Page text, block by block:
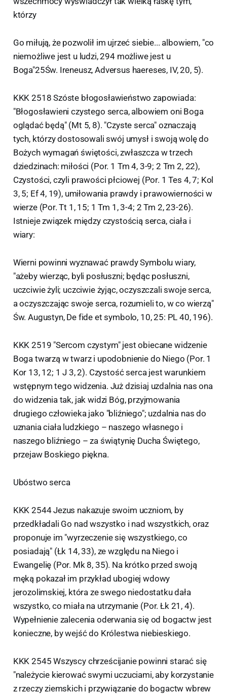
którzy
Go miłują, że pozwolił im ujrzeć siebie... albowiem, "co
niemożliwe jest u ludzi, 294 możliwe jest u
Boga"25Św. Ireneusz, Adversus haereses, IV, 20, 5).
KKK 2518 Szóste błogosławieństwo zapowiada:
"Błogosławieni czystego serca, albowiem oni Boga
oglądać będą" (Mt 5, 8). "Czyste serca" oznaczają
tych, którzy dostosowali swój umysł i swoją wolę do
Bożych wymagań świętości, zwłaszcza w trzech
dziedzinach: miłości (Por. 1 Tm 4, 3-9; 2 Tm 2, 22),
Czystości, czyli prawości płciowej (Por. 1 Tes 4, 7; Kol
3, 5; Ef 4, 19), umiłowania prawdy i prawowierności w
wierze (Por. Tt 1, 15; 1 Tm 1, 3-4; 2 Tm 2, 23-26).
Istnieje związek między czystością serca, ciała i
wiary:
Wierni powinni wyznawać prawdy Symbolu wiary,
"ażeby wierząc, byli posłuszni; będąc posłuszni,
uczciwie żyli; uczciwie żyjąc, oczyszczali swoje serca,
a oczyszczając swoje serca, rozumieli to, w co wierzą"
Św. Augustyn, De fide et symbolo, 10, 25: PL 40, 196).
KKK 2519 "Sercom czystym" jest obiecane widzenie
Boga twarzą w twarz i upodobnienie do Niego (Por. 1
Kor 13, 12; 1 J 3, 2). Czystość serca jest warunkiem
wstępnym tego widzenia. Już dzisiaj uzdalnia nas ona
do widzenia tak, jak widzi Bóg, przyjmowania
drugiego człowieka jako "bliźniego"; uzdalnia nas do
uznania ciała ludzkiego – naszego własnego i
naszego bliźniego – za świątynię Ducha Świętego,
przejaw Boskiego piękna.
Ubóstwo serca
KKK 2544 Jezus nakazuje swoim uczniom, by
przedkładali Go nad wszystko i nad wszystkich, oraz
proponuje im "wyrzeczenie się wszystkiego, co
posiadają" (Łk 14, 33), ze względu na Niego i
Ewangelię (Por. Mk 8, 35). Na krótko przed swoją
męką pokazał im przykład ubogiej wdowy
jerozolimskiej, która ze swego niedostatku dała
wszystko, co miała na utrzymanie (Por. Łk 21, 4).
Wypełnienie zalecenia oderwania się od bogactw jest
konieczne, by wejść do Królestwa niebieskiego.
KKK 2545 Wszyscy chrześcijanie powinni starać się
"należycie kierować swymi uczuciami, aby korzystanie
z rzeczy ziemskich i przywiązanie do bogactw wbrew